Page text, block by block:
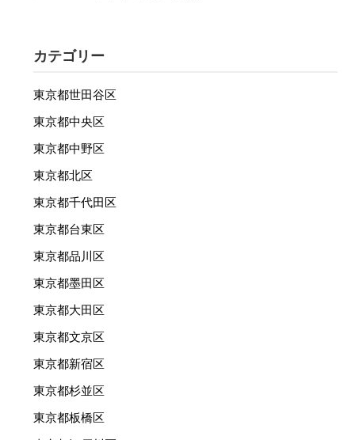
カテゴリー
東京都世田谷区
東京都中央区
東京都中野区
東京都北区
東京都千代田区
東京都台東区
東京都品川区
東京都墨田区
東京都大田区
東京都文京区
東京都新宿区
東京都杉並区
東京都板橋区